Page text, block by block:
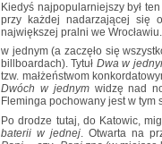
Kiedyś najpopularniejszy był
przy każdej nadarzającej się
największej pralni we
w jednym (a zaczęło się
billboardach). Tytuł Dwa w
tzw. małżeństwom
Dwóch w jednymwidzę nad
Fleminga pochowany jest w tym
Po drodze tutaj, do Katowic,
baterii w jednej . Otwarta na